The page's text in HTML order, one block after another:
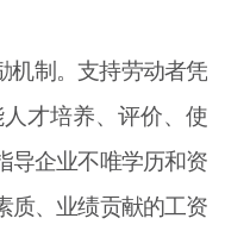
机制。支持劳动者凭
才培养、评价、使
导企业不唯学历和资
质、业绩贡献的工资